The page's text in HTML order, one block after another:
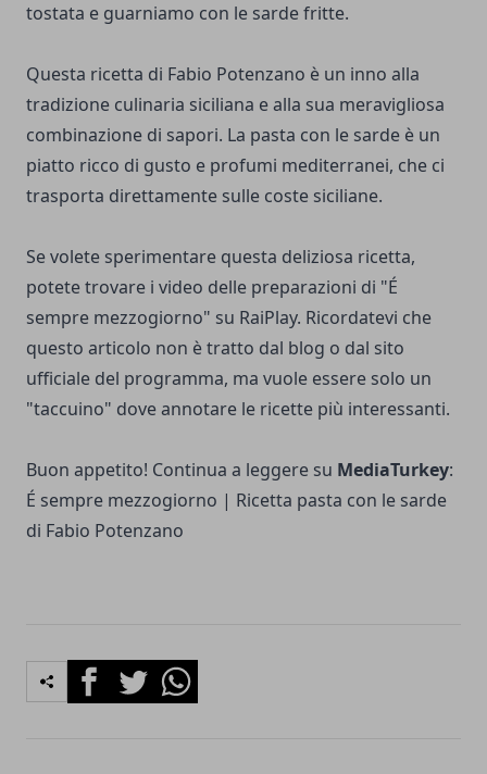
tostata e guarniamo con le sarde fritte.
Questa ricetta di Fabio Potenzano è un inno alla
tradizione culinaria siciliana e alla sua meravigliosa
combinazione di sapori. La pasta con le sarde è un
piatto ricco di gusto e profumi mediterranei, che ci
trasporta direttamente sulle coste siciliane.
Se volete sperimentare questa deliziosa ricetta,
potete trovare i video delle preparazioni di "É
sempre mezzogiorno" su RaiPlay. Ricordatevi che
questo articolo non è tratto dal blog o dal sito
ufficiale del programma, ma vuole essere solo un
"taccuino" dove annotare le ricette più interessanti.
Buon appetito! Continua a leggere su MediaTurkey:
É sempre mezzogiorno | Ricetta pasta con le sarde
di Fabio Potenzano
FacebookTwitterWhatsapp